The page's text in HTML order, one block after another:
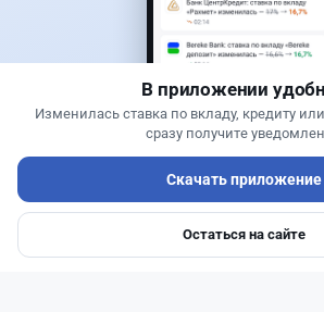
В Казахстане начали охоту на
фальшивыми номерами из
Ипотеки Авто
В приложении
Изменилась ставка по вкладу, кредиту
сразу получите
Скачать приложение
Остаться на сайте